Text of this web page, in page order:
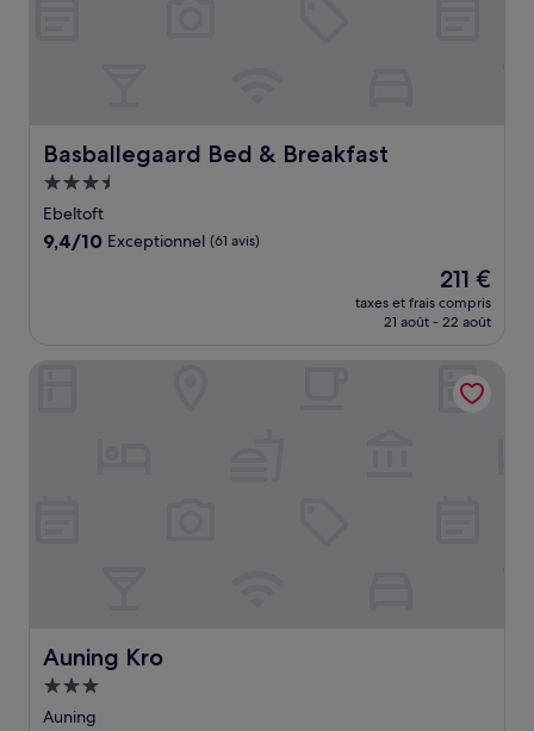
Basballegaard Bed & Breakfast
Basballegaard Bed & Breakfast
Hébergement
3.5 étoiles
Ebeltoft
9.4
9,4/10 Exceptionnel (61 avis)
Le
nouveau
prix
de
211 €
211 €
taxes et frais compris
21 août - 22 août
Auning Kro
Auning Kro
Hébergement
3.0 étoiles
Auning